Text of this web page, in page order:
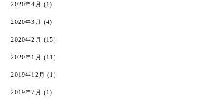
2020年4月 (1)
2020年3月 (4)
2020年2月 (15)
2020年1月 (11)
2019年12月 (1)
2019年7月 (1)